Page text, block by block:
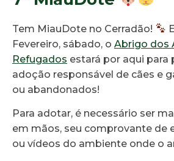
Tem MiauDote no Cerradão!
Fevereiro, sábado, o Abrigo dos
Refugados estará por aqui para
adoção responsável de cães e
ou abandonados!
Para adotar, é necessário ser
em mãos, seu comprovante de
ou vídeos do ambiente onde o